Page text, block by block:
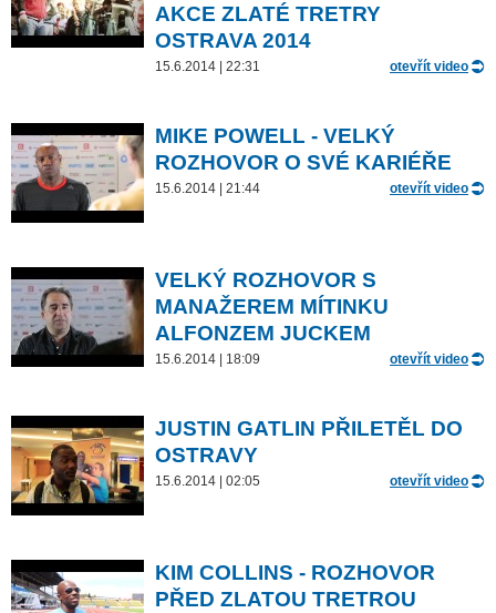
AKCE ZLATÉ TRETRY
OSTRAVA 2014
15.6.2014 | 22:31 otevřít video
MIKE POWELL - VELKÝ
ROZHOVOR O SVÉ KARIÉŘE
15.6.2014 | 21:44 otevřít video
VELKÝ ROZHOVOR S
MANAŽEREM MÍTINKU
ALFONZEM JUCKEM
15.6.2014 | 18:09 otevřít video
JUSTIN GATLIN PŘILETĚL DO
OSTRAVY
15.6.2014 | 02:05 otevřít video
KIM COLLINS - ROZHOVOR
PŘED ZLATOU TRETROU